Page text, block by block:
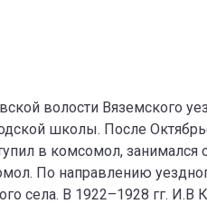
волости Вяземского
школы. После
в комсомол, занимался
По направлению
села. В 1922–1928 гг. И.В